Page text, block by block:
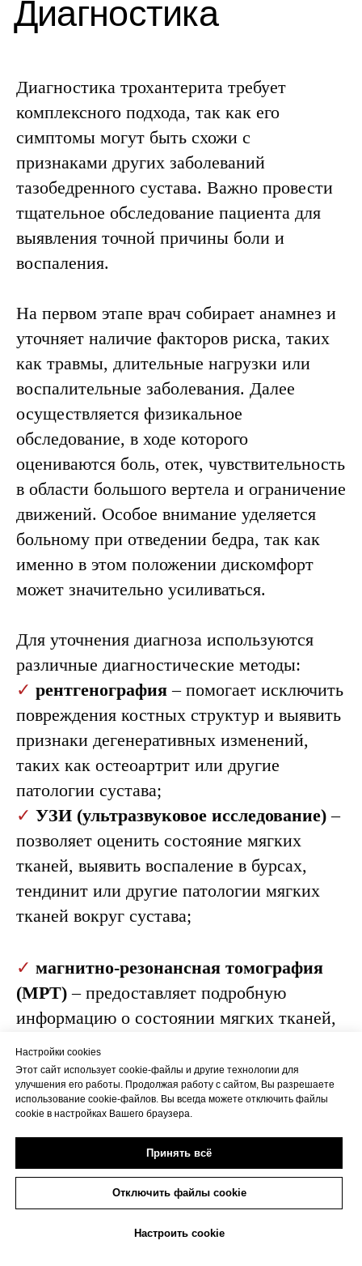
+7(473)263-20-20
Диагностика трохантерита требует
комплексного подхода, так как его
симптомы могут быть схожи с
признаками других заболеваний
тазобедренного сустава. Важно провести
тщательное обследование пациента для
выявления точной причины боли и
воспаления.
На первом этапе врач собирает анамнез и
уточняет наличие факторов риска, таких
как травмы, длительные нагрузки или
воспалительные заболевания. Далее
осуществляется физикальное
обследование, в ходе которого
оцениваются боль, отек, чувствительность
в области большого вертела и ограничение
движений. Особое внимание уделяется
больному при отведении бедра, так как
именно в этом положении дискомфорт
может значительно усиливаться.
Для уточнения диагноза используются
различные диагностические методы:
✓ рентгенография– помогает исключить
повреждения костных структур и выявить
признаки дегенеративных изменений,
таких как остеоартрит или другие
патологии сустава;
✓ УЗИ (ультразвуковое исследование)–
позволяет оценить состояние мягких
тканей, выявить воспаление в бурсах,
тендинит или другие патологии мягких
тканей вокруг сустава;
✓ магнитно-резонансная томография
(МРТ)– предоставляет подробную
информацию о состоянии мягких тканей,
таких как сухожилия, связки и
синовиальная сумка, и является одним из
самых точных методов для диагностики
трохантерита;
✓ клинические тесты– некоторые
специфические тесты на подвижность
сустава и выявление болевых ощущений
Реабилитация
Настройки cookies
Этот сайт использует cookie-файлы и другие технологии для
улучшения его работы. Продолжая работу с сайтом, Вы разрешаете
использование cookie-файлов. Вы всегда можете отключить файлы
cookie в настройках Вашего браузера.
Принять всё
Отключить файлы cookie
Настроить cookie